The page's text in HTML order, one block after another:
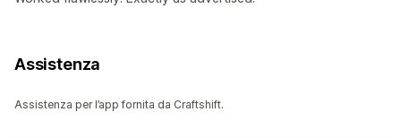
Assistenza
Assistenza per l’app fornita da Craftshift.